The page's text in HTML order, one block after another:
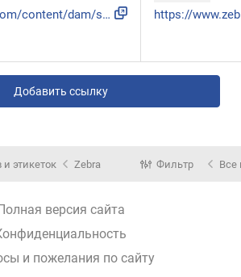
https://www.zebra.com/content/dam/support-dam/en/documentat...
Добавить ссылку
этикеток Zebra Фильтр Все
версия сайта
и пожелания по сайту